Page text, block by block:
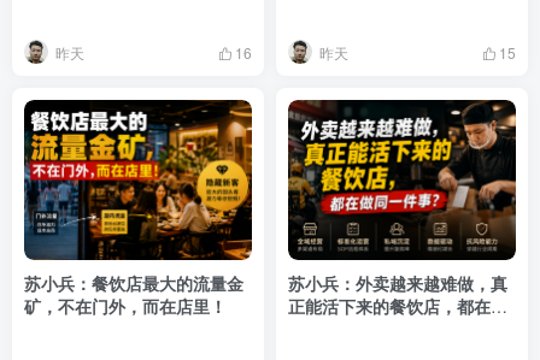
昨天 16 昨天 15
苏小兵：餐饮店最大的流量金
矿，不在门外，而在店里！
苏小兵：外卖越来越难做，真
正能活下来的餐饮店，都在做